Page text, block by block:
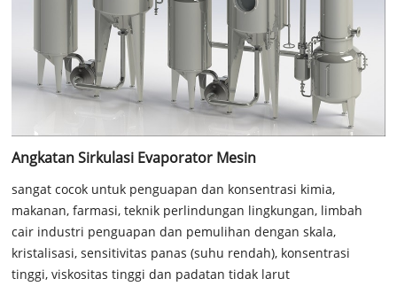
Angkatan Sirkulasi Evaporator Mesin
sangat cocok untuk penguapan dan konsentrasi kimia,
makanan, farmasi, teknik perlindungan lingkungan, limbah
cair industri penguapan dan pemulihan dengan skala,
kristalisasi, sensitivitas panas (suhu rendah), konsentrasi
tinggi, viskositas tinggi dan padatan tidak larut